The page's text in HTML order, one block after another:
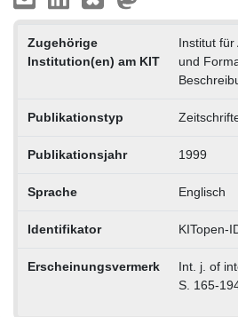
Zugehörige
Institution(en) am KIT
Institut für
und
Publikationstyp
Publikationsjahr 1999
Sprache Englisch
Identifikator KITopen-
Erscheinungsvermerk
Int. j. of
S. 165-